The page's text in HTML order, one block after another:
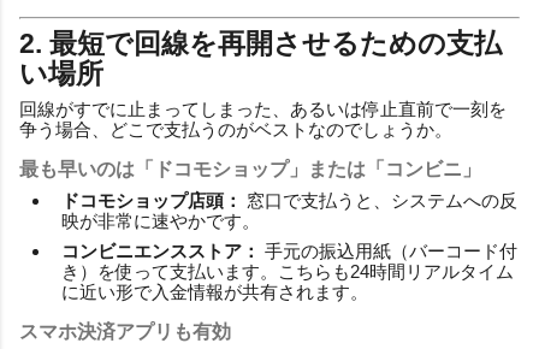
2. 最短で回線を再開させるための支払
い場所
回線がすでに止まってしまった、あるいは停止直前で一刻を
争う場合、どこで支払うのがベストなのでしょうか。
最も早いのは「ドコモショップ」または「コンビニ」
ドコモショップ店頭：
窓口で支払うと、システムへの反
映が非常に速やかです。
コンビニエンスストア： 手元の振込用紙（バーコード付
き）を使って支払います。こちらも24時間リアルタイム
に近い形で入金情報が共有されます。
スマホ決済アプリも有効